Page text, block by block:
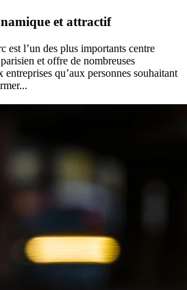
et attractif
est l’un des plus importants centre
et offre de nombreuses
entreprises qu’aux personnes souhaitant